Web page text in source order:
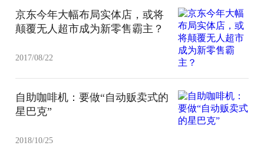
京东今年大幅布局实体店，或将
颠覆无人超市成为新零售霸主？
2017/08/22
自助咖啡机：要做“自动贩卖式的
星巴克”
2018/10/25